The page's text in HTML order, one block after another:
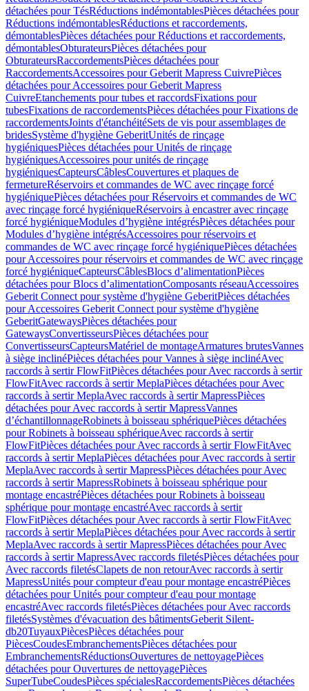
détachées pour TésRéductions indémontablesPièces détachées pour
Réductions indémontablesRéductions et raccordements,
démontablesPièces détachées pour Réductions et raccordements,
démontablesObturateursPièces détachées pour
ObturateursRaccordementsPièces détachées pour
RaccordementsAccessoires pour Geberit Mapress CuivrePièces
détachées pour Accessoires pour Geberit Mapress
CuivreEtanchements pour tubes et raccordsFixations pour
tubesFixations de raccordementsPièces détachées pour Fixations de
raccordementsJoints d'étanchéitéSets de vis pour assemblages de
bridesSystème d'hygiène GeberitUnités de rinçage
hygiéniquesPièces détachées pour Unités de rinçage
hygiéniquesAccessoires pour unités de rinçage
hygiéniquesCapteursCâblesCouvertures et plaques de
fermetureRéservoirs et commandes de WC avec rinçage forcé
hygiéniquePièces détachées pour Réservoirs et commandes de WC
avec rinçage forcé hygiéniqueRéservoirs à encastrer avec rinçage
forcé hygiéniqueModules d’hygiène intégrésPièces détachées pour
Modules d’hygiène intégrésAccessoires pour réservoirs et
commandes de WC avec rinçage forcé hygiéniquePièces détachées
pour Accessoires pour réservoirs et commandes de WC avec rinçage
forcé hygiéniqueCapteursCâblesBlocs d’alimentationPièces
détachées pour Blocs d’alimentationComposants réseauAccessoires
Geberit Connect pour système d'hygiène GeberitPièces détachées
pour Accessoires Geberit Connect pour système d'hygiène
GeberitGatewaysPièces détachées pour
GatewaysConvertisseursPièces détachées pour
ConvertisseursCapteursMatériel de montageArmatures brutesVannes
à siège inclinéPièces détachées pour Vannes à siège inclinéAvec
raccords à sertir FlowFitPièces détachées pour Avec raccords à sertir
FlowFitAvec raccords à sertir MeplaPièces détachées pour Avec
raccords à sertir MeplaAvec raccords à sertir MapressPièces
détachées pour Avec raccords à sertir MapressVannes
d’échantillonnageRobinets à boisseau sphériquePièces détachées
pour Robinets à boisseau sphériqueAvec raccords à sertir
FlowFitPièces détachées pour Avec raccords à sertir FlowFitAvec
raccords à sertir MeplaPièces détachées pour Avec raccords à sertir
MeplaAvec raccords à sertir MapressPièces détachées pour Avec
raccords à sertir MapressRobinets à boisseau sphérique pour
montage encastréPièces détachées pour Robinets à boisseau
sphérique pour montage encastréAvec raccords à sertir
FlowFitPièces détachées pour Avec raccords à sertir FlowFitAvec
raccords à sertir MeplaPièces détachées pour Avec raccords à sertir
MeplaAvec raccords à sertir MapressPièces détachées pour Avec
raccords à sertir MapressAvec raccords filetésPièces détachées pour
Avec raccords filetésClapets de non retourAvec raccords à sertir
MapressUnités pour compteur d'eau pour montage encastréPièces
détachées pour Unités pour compteur d'eau pour montage
encastréAvec raccords filetésPièces détachées pour Avec raccords
filetésSystèmes d'évacuation des bâtimentsGeberit Silent-
db20TuyauxPiècesPièces détachées pour
PiècesCoudesEmbranchementsPièces détachées pour
EmbranchementsRéductionsOuvertures de nettoyagePièces
détachées pour Ouvertures de nettoyagePièces
SuperTubeCoudesPièces spécialesRaccordementsPièces détachées